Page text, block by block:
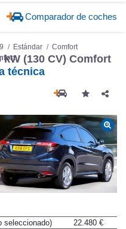
Comparador de coches
Estándar
Comfort
kW (130 CV) Comfort
técnica
seleccionado)
22.480 €